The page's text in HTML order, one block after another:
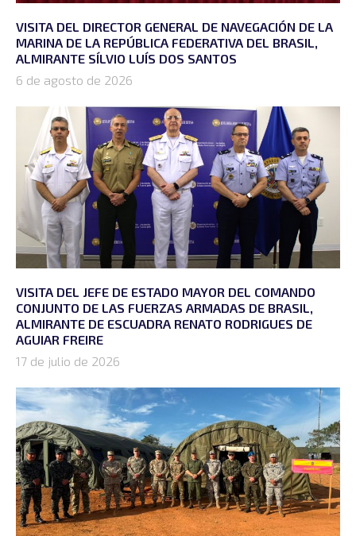
VISITA DEL DIRECTOR GENERAL DE NAVEGACIÓN DE LA
MARINA DE LA REPÚBLICA FEDERATIVA DEL BRASIL,
ALMIRANTE SÍLVIO LUÍS DOS SANTOS
6 de agosto de 2026
VISITA DEL JEFE DE ESTADO MAYOR DEL COMANDO
CONJUNTO DE LAS FUERZAS ARMADAS DE BRASIL,
ALMIRANTE DE ESCUADRA RENATO RODRIGUES DE
AGUIAR FREIRE
17 de julio de 2026